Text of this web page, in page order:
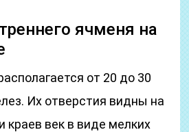
ячменя на
от 20 до 30
Их отверстия видны на
краев век в виде мелких